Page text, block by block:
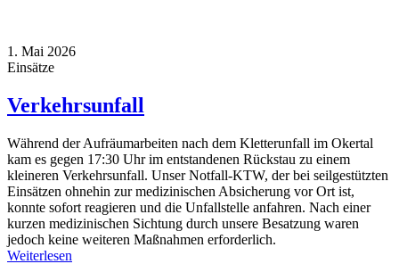
1. Mai 2026
Einsätze
Verkehrsunfall
Während der Aufräumarbeiten nach dem Kletterunfall im Okertal
kam es gegen 17:30 Uhr im entstandenen Rückstau zu einem
kleineren Verkehrsunfall. Unser Notfall-KTW, der bei seilgestützten
Einsätzen ohnehin zur medizinischen Absicherung vor Ort ist,
konnte sofort reagieren und die Unfallstelle anfahren. Nach einer
kurzen medizinischen Sichtung durch unsere Besatzung waren
jedoch keine weiteren Maßnahmen erforderlich.
Weiterlesen